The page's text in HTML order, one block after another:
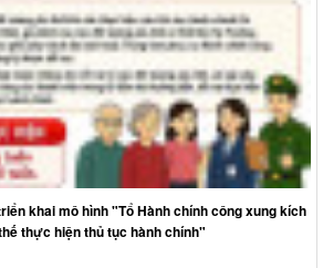
khai mô hình "Tổ Hành chính công xung kích
thực hiện thủ tục hành chính"